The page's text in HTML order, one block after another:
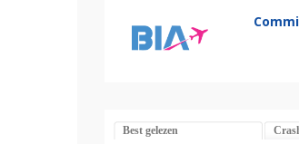
Best gelezen